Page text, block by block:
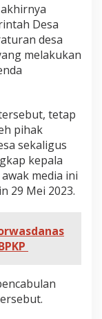
Desa
desa
melakukan
tetap
pihak
sekaligus
kepala
media ini
29 Mei 2023.